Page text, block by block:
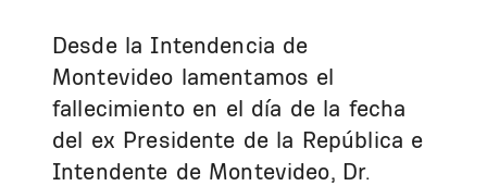
Desde la Intendencia de
Montevideo lamentamos el
fallecimiento en el día de la fecha
del ex Presidente de la República e
Intendente de Montevideo, Dr.